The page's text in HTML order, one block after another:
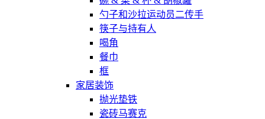
勺子和沙拉运动员二传手
筷子与持有人
喝角
餐巾
框
家居装饰
抛光垫铁
瓷砖马赛克